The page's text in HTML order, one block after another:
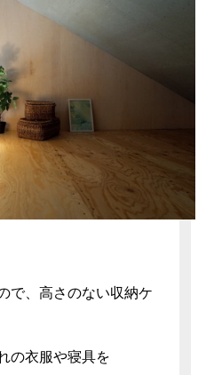
で、高さのない収納ケ
の衣服や寝具を